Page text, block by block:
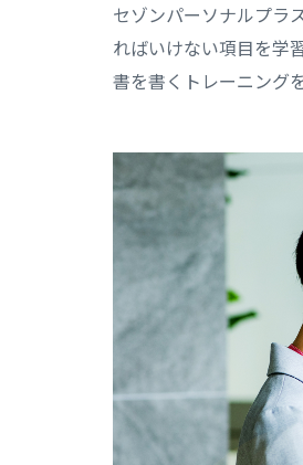
セゾンパーソナルプラ
ればいけない項目を学
書を書くトレーニング